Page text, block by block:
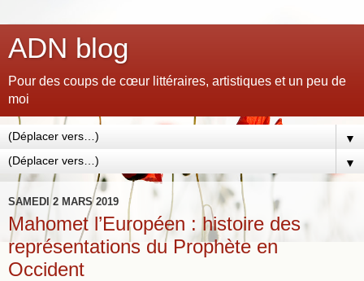
ADN blog
Pour des coups de cœur littéraires, artistiques et un peu de
moi
▼
▼
SAMEDI 2 MARS 2019
Mahomet l’Européen : histoire des
représentations du Prophète en
Occident